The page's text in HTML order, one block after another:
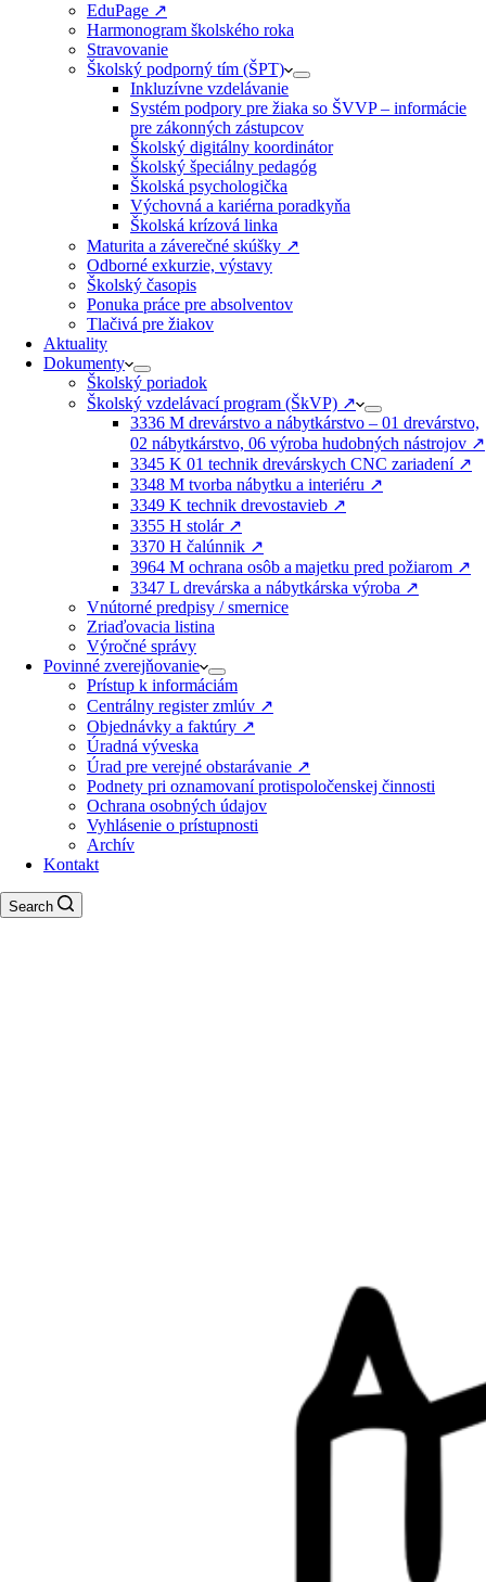
EduPage ↗️
Harmonogram školského roka
Stravovanie
Školský podporný tím (ŠPT)
Inkluzívne vzdelávanie
Systém podpory pre žiaka so ŠVVP – informácie
pre zákonných zástupcov
Školský digitálny koordinátor
Školský špeciálny pedagóg
Školská psychologička
Výchovná a kariérna poradkyňa
Školská krízová linka
Maturita a záverečné skúšky ↗️
Odborné exkurzie, výstavy
Školský časopis
Ponuka práce pre absolventov
Tlačivá pre žiakov
Aktuality
Dokumenty
Školský poriadok
Školský vzdelávací program (ŠkVP) ↗️
3336 M drevárstvo a nábytkárstvo – 01 drevárstvo,
02 nábytkárstvo, 06 výroba hudobných nástrojov ↗️
3345 K 01 technik drevárskych CNC zariadení ↗️
3348 M tvorba nábytku a interiéru ↗️
3349 K technik drevostavieb ↗️
3355 H stolár ↗️
3370 H čalúnnik ↗️
3964 M ochrana osôb a majetku pred požiarom ↗️
3347 L drevárska a nábytkárska výroba ↗️
Vnútorné predpisy / smernice
Zriaďovacia listina
Výročné správy
Povinné zverejňovanie
Prístup k informáciám
Centrálny register zmlúv ↗️
Objednávky a faktúry ↗️
Úradná výveska
Úrad pre verejné obstarávanie ↗️
Podnety pri oznamovaní protispoločenskej činnosti
Ochrana osobných údajov
Vyhlásenie o prístupnosti
Archív
Kontakt
Search